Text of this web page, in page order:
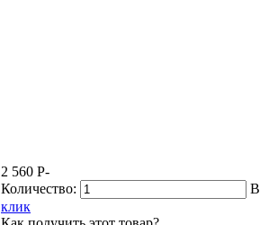
2 560 P-
Количество:
В
клик